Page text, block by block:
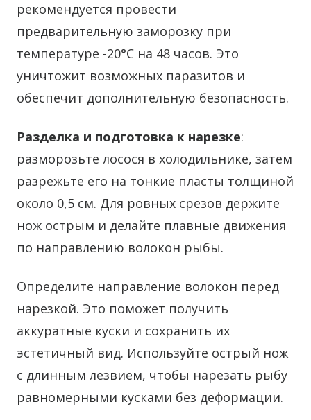
рекомендуется провести
предварительную заморозку при
температуре -20°C на 48 часов. Это
уничтожит возможных паразитов и
обеспечит дополнительную безопасность.
Разделка и подготовка к нарезке:
разморозьте лосося в холодильнике, затем
разрежьте его на тонкие пласты толщиной
около 0,5 см. Для ровных срезов держите
нож острым и делайте плавные движения
по направлению волокон рыбы.
Определите направление волокон перед
нарезкой. Это поможет получить
аккуратные куски и сохранить их
эстетичный вид. Используйте острый нож
с длинным лезвием, чтобы нарезать рыбу
равномерными кусками без деформации.